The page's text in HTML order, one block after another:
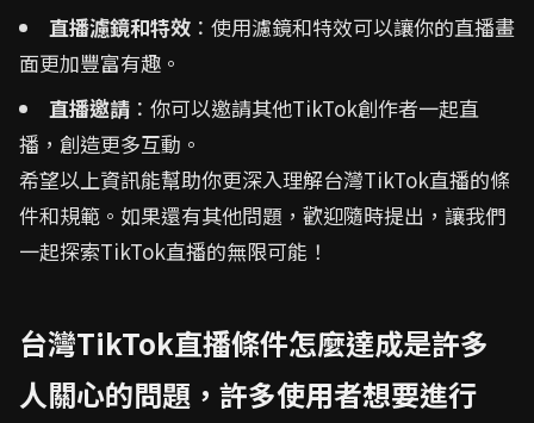
直播濾鏡和特效 ：使用濾鏡和特效可以讓你的直播畫
面更加豐富有趣。
直播邀請 ：你可以邀請其他TikTok創作者一起直
播，創造更多互動。
希望以上資訊能幫助你更深入理解台灣TikTok直播的條
件和規範。如果還有其他問題，歡迎隨時提出，讓我們
一起探索TikTok直播的無限可能！
台灣TikTok直播條件怎麼達成是許多
人關心的問題，許多使用者想要進行